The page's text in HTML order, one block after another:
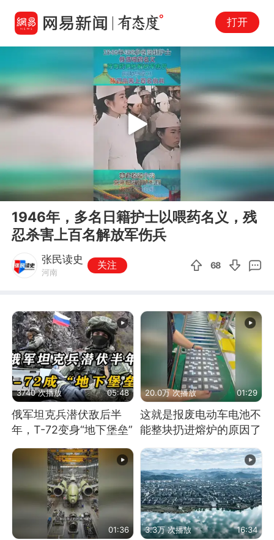
打开
00:00 00:11
Play
1946年，多名日籍护士以喂药名义，残
忍杀害上百名解放军伤兵
张民读史
河南
关注 68
3740 次播放 05:48
俄军坦克兵潜伏敌后半
年，T-72变身“地下堡垒”
20.0万 次播放 01:29
这就是报废电动车电池不
能整块扔进熔炉的原因了
01:36 3.3万 次播放 16:34